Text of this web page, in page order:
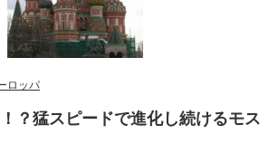
ロッパ
？猛スピードで進化し続けるモス